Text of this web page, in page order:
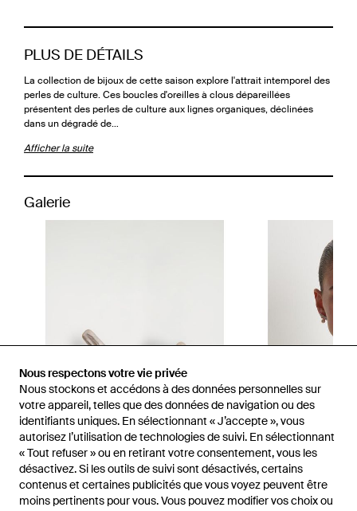
Nous respectons votre vie privée
Nous stockons et accédons à des données personnelles sur
votre appareil, telles que des données de navigation ou des
identifiants uniques. En sélectionnant « J’accepte », vous
autorisez l’utilisation de technologies de suivi. En sélectionnant
« Tout refuser » ou en retirant votre consentement, vous les
désactivez. Si les outils de suivi sont désactivés, certains
contenus et certaines publicités que vous voyez peuvent être
moins pertinents pour vous. Vous pouvez modifier vos choix ou
PLUS DE DÉTAILS
La collection de bijoux de cette saison explore l'attrait intemporel des
perles de culture. Ces boucles d'oreilles à clous dépareillées
présentent des perles de culture aux lignes organiques, déclinées
dans un dégradé de…
Afficher la suite
Galerie